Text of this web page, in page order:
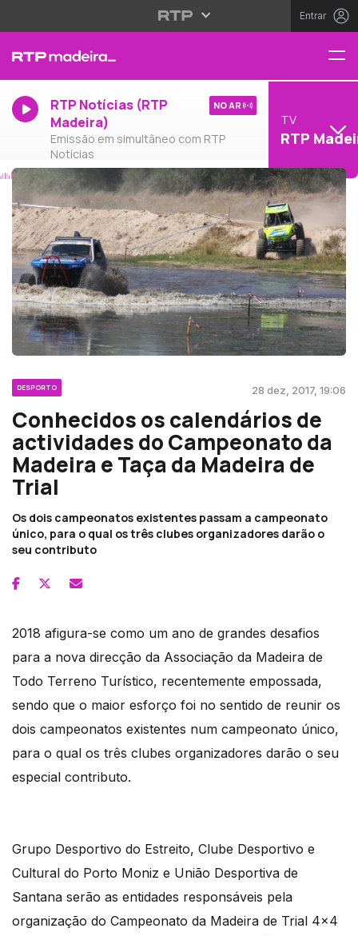
Entrar
RTP Notícias (RTP
Madeira)
Emissão em simultâneo com RTP
Notícias
NO AR
TV
RTP
DESPORTO 28 dez, 2017, 19:06
Conhecidos os calendários de
actividades do Campeonato da
Madeira e Taça da Madeira de
Trial
Os dois campeonatos existentes passam a campeonato
único, para o qual os três clubes organizadores darão o
seu contributo
2018 afigura-se como um ano de grandes desafios
para a nova direcção da Associação da Madeira de
Todo Terreno Turístico, recentemente empossada,
sendo que o maior esforço foi no sentido de reunir os
dois campeonatos existentes num campeonato único,
para o qual os três clubes organizadores darão o seu
especial contributo.
Grupo Desportivo do Estreito, Clube Desportivo e
Cultural do Porto Moniz e União Desportiva de
Santana serão as entidades responsáveis pela
organização do Campeonato da Madeira de Trial 4×4